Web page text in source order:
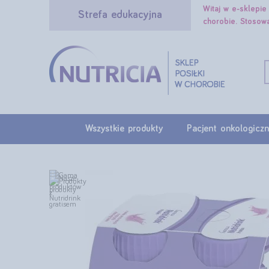
Strefa edukacyjna
Witaj w e-sklepie
chorobie.
Wszystkie produkty Pacjent